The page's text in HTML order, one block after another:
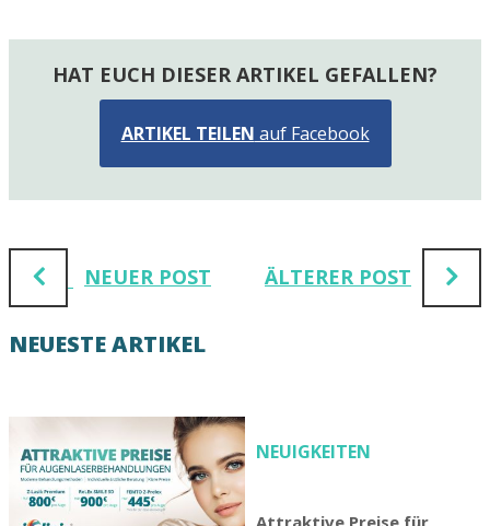
HAT EUCH DIESER ARTIKEL GEFALLEN?
ARTIKEL TEILEN auf Facebook
NEUER POST ÄLTERER POST
NEUESTE ARTIKEL
NEUIGKEITEN